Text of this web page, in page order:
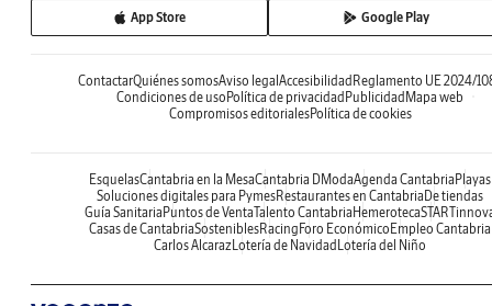
App Store Google Play
ContactarQuiénes somosAviso legalAccesibilidadReglamento UE 2024/
Condiciones de usoPolítica de privacidadPublicidadMapa web
Compromisos editorialesPolítica de cookies
EsquelasCantabria en la MesaCantabria DModaAgenda CantabriaPlayas
Soluciones digitales para PymesRestaurantes en CantabriaDe tiendas
Guía SanitariaPuntos de VentaTalento CantabriaHemeroteca
Casas de CantabriaSosteniblesRacingForo EconómicoEmpleo Cantabria
Carlos AlcarazLotería de NavidadLotería del Niño